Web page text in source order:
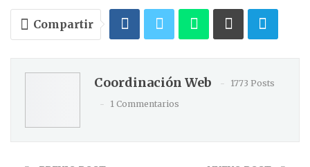
Compartir
Coordinación Web
1773 Posts
1 Commentarios